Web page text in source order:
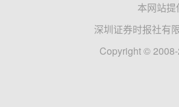
本网站提
深圳证券时报社有
Copyright ©